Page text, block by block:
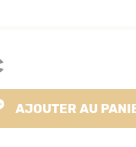
AJOUTER AU